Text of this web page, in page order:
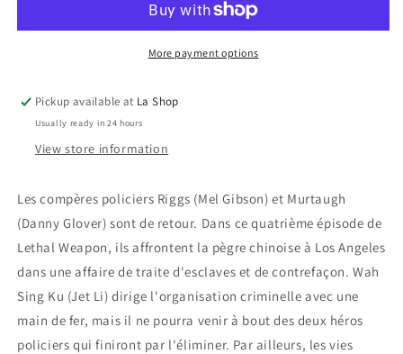
Lethal
Lethal
Weapon
More payment options
Pickup available at La Shop
Usually ready in 24 hours
View store information
Les compères policiers Riggs (Mel Gibson) et Murtaugh
(Danny Glover) sont de retour. Dans ce quatrième épisode de
Lethal Weapon, ils affrontent la pègre chinoise à Los Angeles
dans une affaire de traite d'esclaves et de contrefaçon. Wah
Sing Ku (Jet Li) dirige l'organisation criminelle avec une
main de fer, mais il ne pourra venir à bout des deux héros
policiers qui finiront par l'éliminer. Par ailleurs, les vies